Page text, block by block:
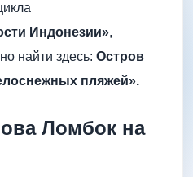
Индонезии»,
найти здесь: Остров
пляжей».
Ломбок на